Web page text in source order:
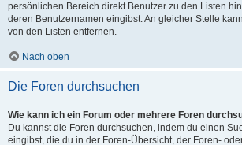
persönlichen Bereich direkt Benutzer zu den Listen
deren Benutzernamen eingibst. An gleicher Stelle
von den Listen entfernen.
Nach oben
Die Foren durchsuchen
Wie kann ich ein Forum oder mehrere Foren
Du kannst die Foren durchsuchen, indem du einen
eingibst, die du in der Foren-Übersicht, der Foren-